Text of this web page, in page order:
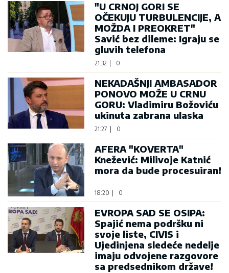
"U CRNOJ GORI SE
OČEKUJU TURBULENCIJE, A
MOŽDA I PREOKRET"
Savić bez dileme: Igraju se
gluvih telefona
21:32 0
NEKADAŠNJI AMBASADOR
PONOVO MOŽE U CRNU
GORU: Vladimiru Božoviću
ukinuta zabrana ulaska
21:27 0
AFERA "KOVERTA"
Knežević: Milivoje Katnić
mora da bude procesuiran!
18:20 0
EVROPA SAD SE OSIPA:
Spajić nema podršku ni
svoje liste, CIVIS i
Ujedinjena sledeće nedelje
imaju odvojene razgovore
sa predsednikom države!